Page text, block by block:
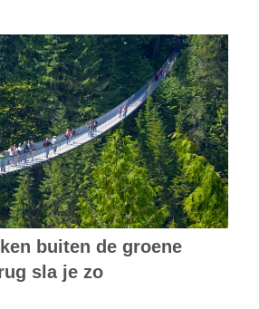
buiten de groene
sla je zo